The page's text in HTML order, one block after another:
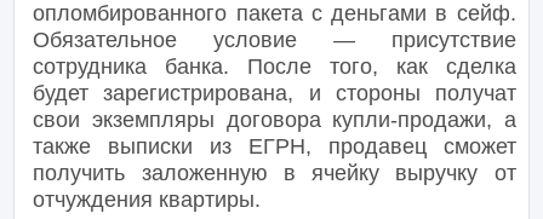
опломбированного пакета с деньгами в сейф.
Обязательное условие — присутствие
сотрудника банка. После того, как сделка
будет зарегистрирована, и стороны получат
свои экземпляры договора купли-продажи, а
также выписки из ЕГРН, продавец сможет
получить заложенную в ячейку выручку от
отчуждения квартиры.